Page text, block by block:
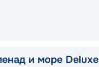
и море Deluxe